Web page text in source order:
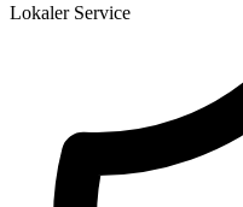
Lokaler Service